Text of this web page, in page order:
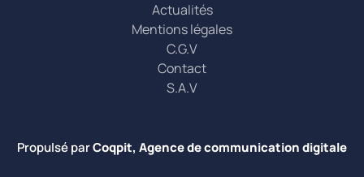
Actualités
Mentions légales
C.G.V
Contact
S.A.V
Propulsé parCoqpit, Agence de communication digitale